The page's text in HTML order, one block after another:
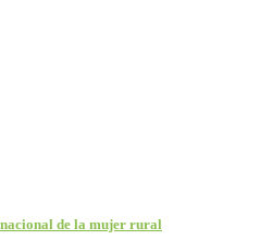
de la mujer rural